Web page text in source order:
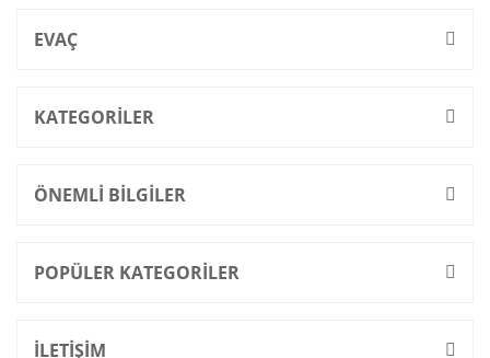
EVAÇ
KATEGORİLER
ÖNEMLİ BİLGİLER
POPÜLER KATEGORİLER
İLETİŞİM